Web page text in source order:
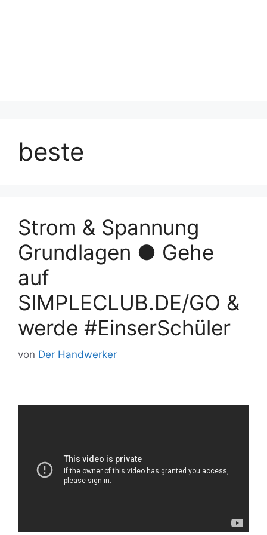
beste
Strom & Spannung
Grundlagen ● Gehe
auf
SIMPLECLUB.DE/GO &
werde #EinserSchüler
von Der Handwerker